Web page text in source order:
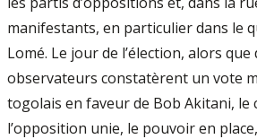
manifestants, en particulier dans le
Lomé. Le jour de l’élection, alors
observateurs constatèrent un vote
togolais en faveur de Bob Akitani, le
l’opposition unie, le pouvoir en place,